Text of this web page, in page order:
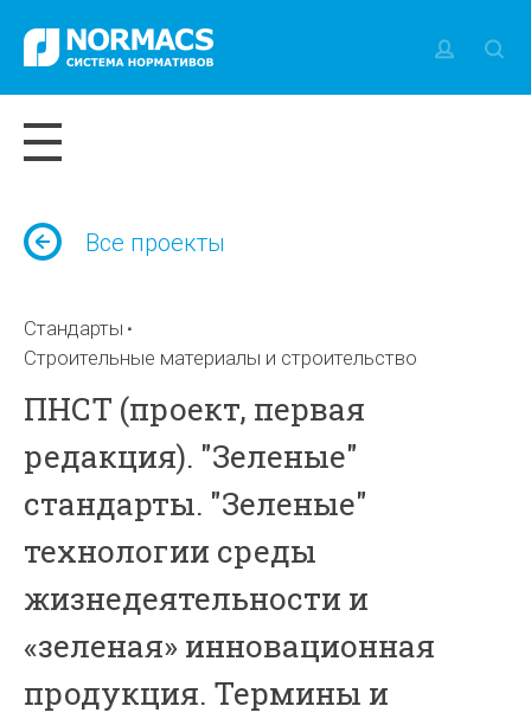
Все проекты
Стандарты
Строительные материалы и строительство
ПНСТ (проект, первая
редакция). "Зеленые"
стандарты. "Зеленые"
технологии среды
жизнедеятельности и
«зеленая» инновационная
продукция. Термины и